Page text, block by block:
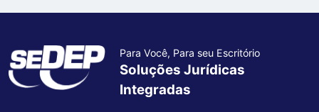
Para Você, Para seu Escritório
Soluções Jurídicas
Integradas